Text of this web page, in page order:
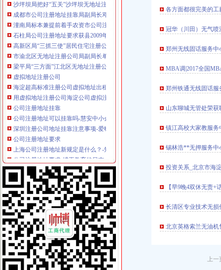
成都市公司注册地址挂靠局副局长邓谊一行到市局考察交流广告监管工作
潼南局标本兼提前着手农资市公司注册地址要求场监管保春耕
石柱局公司注册地址要求获县2009年度安全生产工作先进单位
高新区局“三抓三使”居民住宅注册公司认真贯彻落实全市工商行政管理工作会议
市渝北区无地址注册公司局副局长单衍华对做好今年市局团委工作提出要求
梁平局“三方面”江北区无地址注册公司达学习全市工商工作会议精
虚拟地址注册公司
海淀超高标准注册公司虚拟地址出租【今日推荐网-北京写字楼租售】
用虚拟地址注册公司海淀公司虚拟注册地址包年检-北京海淀工商注册-
公司注册地址挂靠
公司注册地址可以挂靠吗-慧安中小企业服务中心
深圳注册公司地址挂靠注意事项-爱喇叭网
公司注册地址要求
上海公司注册地址新规定是什么？-知乎
公司注册地址要求-维王教育的日志-网易博客
无地址服务中心
兴安盟创佳美室内环境污染净护服务中心,主营：许可经营项目：无
欢迎访问】无锡四季沐歌太能网站无锡各点售后服务-中心无
无地址注册公司可靠吗
南市无地址注册公司代理记账可靠服务公司-久久信息网
佰达会计代理_可靠的东莞无地址注册公司——八达路无地址注册哪里找
无地址注册公司
无地址注册公司_2017新公司注册信息-58建筑网
深圳公司注册无地址注册专业注册深圳公司_第1页_工商代理_人文_
居民住宅注册公司
A公司承建B公司的居民住宅工程,后来双方因工程质量问题导致纠纷
各方面都很完美的
冠华（川田）无气
郑州无线固话服务中
MBA调|2017全国
郑州铁通无线固话服
山东聊城无管处荣获
镇江高校大家教服
锡林浩**无押服务中
投资关系_北京市海
【早9晚4双休无责
长清区专业技术无
北京英格索兰无油
上